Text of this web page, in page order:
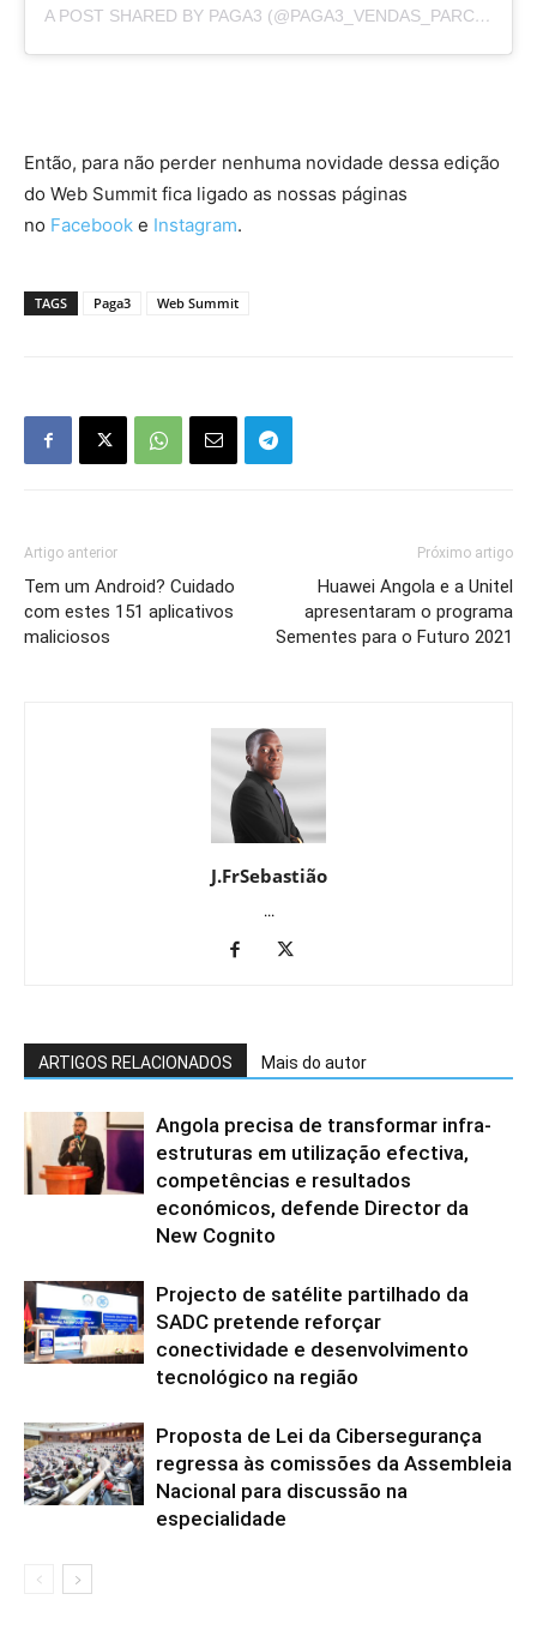
A POST SHARED BY PAGA3 (@PAGA3_VENDAS_PARCELADAS)
Então, para não perder nenhuma novidade dessa edição
do Web Summit fica ligado as nossas páginas
no Facebook e Instagram.
TAGS Paga3 Web Summit
Artigo anterior
Tem um Android? Cuidado
com estes 151 aplicativos
maliciosos
Próximo artigo
Huawei Angola e a Unitel
apresentaram o programa
Sementes para o Futuro 2021
J.FrSebastião
...
ARTIGOS RELACIONADOS Mais do autor
Angola precisa de transformar infra-
estruturas em utilização efectiva,
competências e resultados
económicos, defende Director da
New Cognito
Projecto de satélite partilhado da
SADC pretende reforçar
conectividade e desenvolvimento
tecnológico na região
Proposta de Lei da Cibersegurança
regressa às comissões da Assembleia
Nacional para discussão na
especialidade